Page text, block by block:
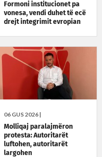
Formoni institucionet pa
vonesa, vendi duhet të ecë
drejt integrimit evropian
06 GUS 2026 |
Molliqaj paralajmëron
protesta: Autoritarët
luftohen, autoritarët
largohen